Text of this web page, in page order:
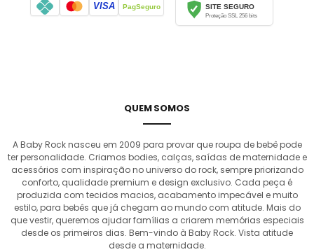
VISA PagSeguro SITE SEGURO
Proteção SSL 256 bits
QUEM SOMOS
A Baby Rock nasceu em 2009 para provar que roupa de bebê pode
ter personalidade. Criamos bodies, calças, saídas de maternidade e
acessórios com inspiração no universo do rock, sempre priorizando
conforto, qualidade premium e design exclusivo. Cada peça é
produzida com tecidos macios, acabamento impecável e muito
estilo, para bebês que já chegam ao mundo com atitude. Mais do
que vestir, queremos ajudar famílias a criarem memórias especiais
desde os primeiros dias. Bem-vindo à Baby Rock. Vista atitude
desde a maternidade.